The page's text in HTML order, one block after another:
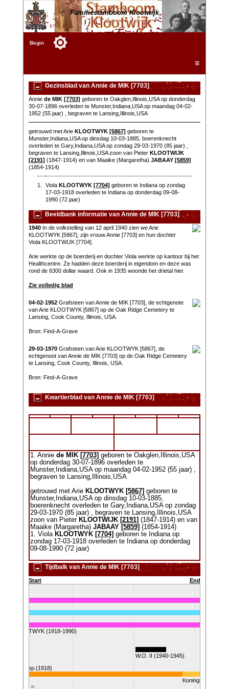
Familiestamboom Klootwijk
Begin
☰
Gezinsblad van Annie de MIK [7703]
Annie de MIK [7703] geboren te Oakglen,Illinois,USA op donderdag
30-07-1896 overleden te Munster,Indiana,USA op maandag 04-02-
1952 (55 jaar) , begraven te Lansing,Illinois,USA
getrouwd met Arie KLOOTWYK [5867] geboren te
Munster,Indiana,USA op dinsdag 10-03-1885, boerenknecht
overleden te Gary,Indiana,USA op zondag 29-03-1970 (85 jaar) ,
begraven te Lansing,Illinois,USA zoon van Pieter KLOOTWIJK
[2191] (1847-1914) en van Maaike (Margaretha) JABAAY [5859]
(1854-1914)
1. ViolaKLOOTWYK [7704] geboren te Indiana op zondag
17-03-1918 overleden te Indiana op donderdag 09-08-
1990 (72 jaar)
Beeldbank informatie van Annie de MIK [7703]
1940In de volkstelling van 12 april 1940 zien we Arie
KLOOTWYK [5867], zijn vrouw Annie [7703] en hun dochter
Viola KLOOTWIJK [7704].
Arie werkte op de boerderij en dochter Viola werkte op kantoor bij het
Healthcentre. Ze hadden deze boerderij in eigendom en deze was
rond de 6300 dollar waard. Ook in 1935 woonde het drietal hier.
Zie volledig blad
04-02-1952 Grafsteen van Annie de MIK [7703], de echtgenote
van Arie KLOOTWYK [5867] op de Oak Ridge Cemetery te
Lansing, Cook County, Illinois, USA.
Bron: Find-A-Grave
29-03-1970 Grafsteen van Arie KLOOTWYK [5867], de
echtgenoot van Annie de MIK [7703] op de Oak Ridge Cemetery
te Lansing, Cook County, Illinois, USA.
Bron: Find-A-Grave
Kwartierblad van Annie de MIK [7703]
1. Annie de MIK [7703] geboren te Oakglen,Illinois,USA
op donderdag 30-07-1896 overleden te
Munster,Indiana,USA op maandag 04-02-1952 (55 jaar) ,
begraven te Lansing,Illinois,USA
getrouwd met Arie KLOOTWYK [5867] geboren te
Munster,Indiana,USA op dinsdag 10-03-1885,
boerenknecht overleden te Gary,Indiana,USA op zondag
29-03-1970 (85 jaar) , begraven te Lansing,Illinois,USA
zoon van Pieter KLOOTWIJK [2191] (1847-1914) en van
Maaike (Margaretha) JABAAY [5859] (1854-1914)
1. Viola KLOOTWYK [7704] geboren te Indiana op
zondag 17-03-1918 overleden te Indiana op donderdag
09-08-1990 (72 jaar)
Tijdbalk van Annie de MIK [7703]
Start End
Koningin Juliana
W.O. II (1940-1945)
KLOOTWYK (1918-1990)
griep (1918)